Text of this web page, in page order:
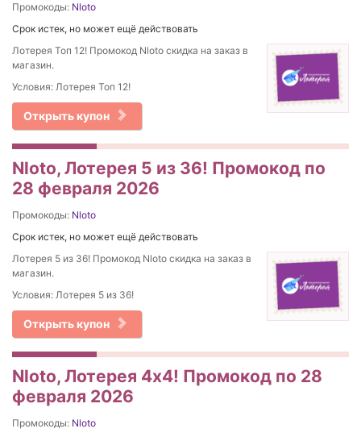
Промокоды: Nloto
Срок истек, но может ещё действовать
Лотерея Топ 12! Промокод Nloto скидка на заказ в
магазин.
Условия: Лотерея Топ 12!
Открыть купон
Nloto, Лотерея 5 из 36! Промокод по
28 февраля 2026
Промокоды: Nloto
Срок истек, но может ещё действовать
Лотерея 5 из 36! Промокод Nloto скидка на заказ в
магазин.
Условия: Лотерея 5 из 36!
Открыть купон
Nloto, Лотерея 4х4! Промокод по 28
февраля 2026
Промокоды: Nloto